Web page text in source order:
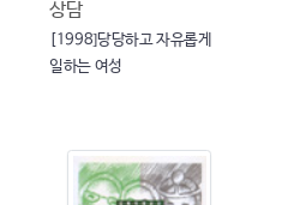
상담
[1998]당당하고 자유롭게
일하는 여성